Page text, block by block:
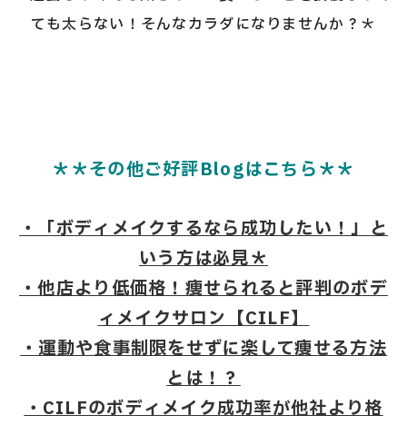
＊＊その他ご好評Blogはこちら＊＊
・「ボディメイクするなら成功したい！」と
いう方は必見＊
・他店より低価格！痩せられると評判のボデ
ィメイクサロン【CILF】
・運動や食事制限をせずに楽して痩せる方法
とは！？
・CILFのボディメイク成功率が他社より格